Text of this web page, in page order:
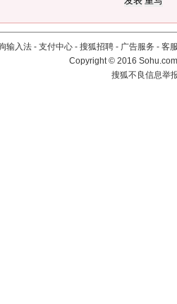
输入法 - 支付中心 - 搜狐招聘 - 广告服务 - 客
Copyright©2016
搜狐不良信息举